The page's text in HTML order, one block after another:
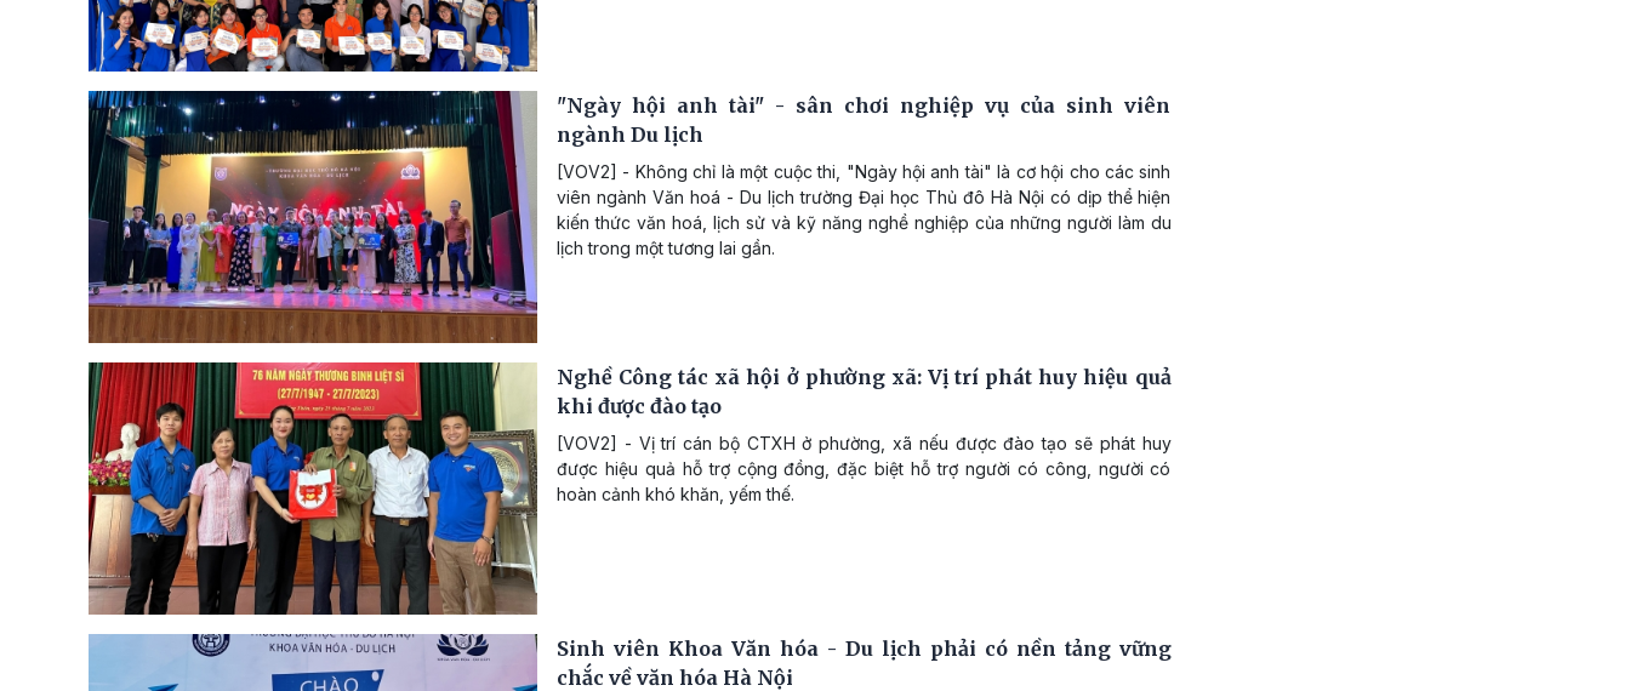
"Ngày hội anh tài" - sân chơi nghiệp vụ của sinh viên
ngành Du lịch
[VOV2] - Không chỉ là một cuộc thi, "Ngày hội anh tài" là cơ hội cho các sinh
viên ngành Văn hoá - Du lịch trường Đại học Thủ đô Hà Nội có dịp thể hiện
kiến thức văn hoá, lịch sử và kỹ năng nghề nghiệp của những người làm du
lịch trong một tương lai gần.
Nghề Công tác xã hội ở phường xã: Vị trí phát huy hiệu quả
khi được đào tạo
[VOV2] - Vị trí cán bộ CTXH ở phường, xã nếu được đào tạo sẽ phát huy
được hiệu quả hỗ trợ cộng đồng, đặc biệt hỗ trợ người có công, người có
hoàn cảnh khó khăn, yếm thế.
Sinh viên Khoa Văn hóa - Du lịch phải có nền tảng vững
chắc về văn hóa Hà Nội